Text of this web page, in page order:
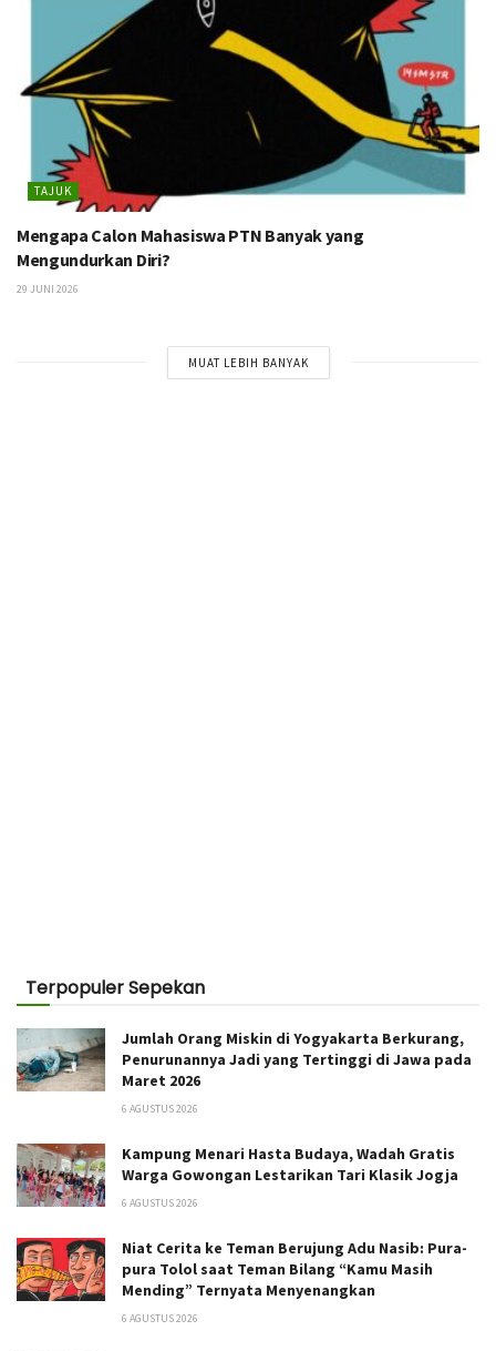
TAJUK
Mengapa Calon Mahasiswa PTN Banyak yang
Mengundurkan Diri?
29 JUNI 2026
MUAT LEBIH BANYAK
Terpopuler Sepekan
Jumlah Orang Miskin di Yogyakarta Berkurang,
Penurunannya Jadi yang Tertinggi di Jawa pada
Maret 2026
6 AGUSTUS 2026
Kampung Menari Hasta Budaya, Wadah Gratis
Warga Gowongan Lestarikan Tari Klasik Jogja
6 AGUSTUS 2026
Niat Cerita ke Teman Berujung Adu Nasib: Pura-
pura Tolol saat Teman Bilang “Kamu Masih
Mending” Ternyata Menyenangkan
6 AGUSTUS 2026